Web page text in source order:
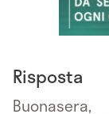
Risposta
Buonasera,